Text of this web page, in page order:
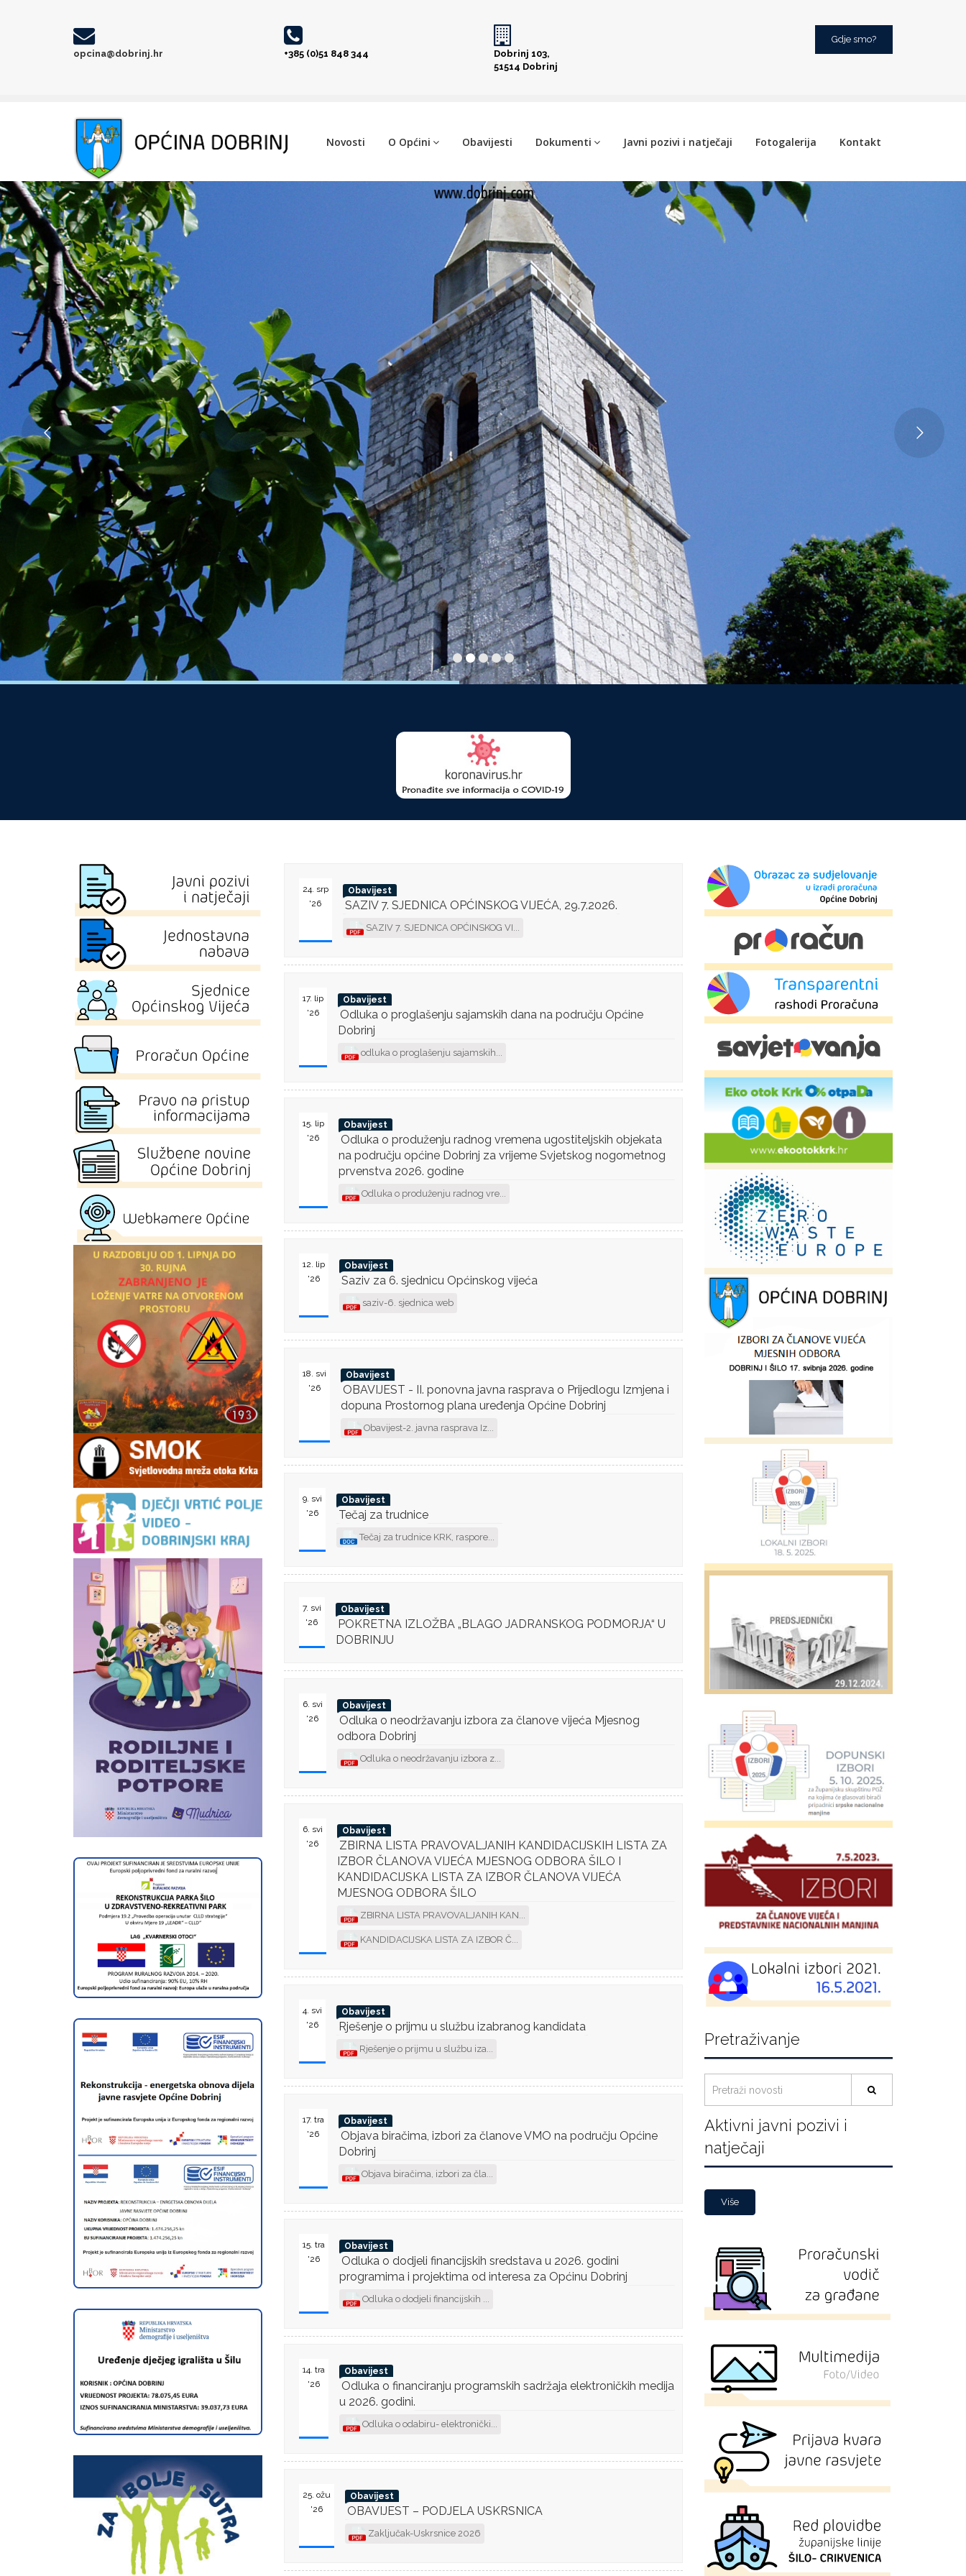
opcina@dobrinj.hr +385 (0)51 848 344
Dobrinj 103,
51514 Dobrinj
Gdje smo?
Novosti O Općini Obavijesti Dokumenti Javni pozivi i natječaji Fotogalerija Kontakt
24. srp
'26
Obavijest
SAZIV 7. SJEDNICA OPĆINSKOG VIJEĆA, 29.7.2026.
SAZIV 7. SJEDNICA OPĆINSKOG VI...
17. lip
'26
Obavijest
Odluka o proglašenju sajamskih dana na području Općine
Dobrinj
odluka o proglašenju sajamskih...
15. lip
'26
Obavijest
Odluka o produženju radnog vremena ugostiteljskih objekata
na području općine Dobrinj za vrijeme Svjetskog nogometnog
prvenstva 2026. godine
Odluka o produženju radnog vre...
12. lip
'26
Obavijest
Saziv za 6. sjednicu Općinskog vijeća
saziv-6. sjednica web
18. svi
'26
Obavijest
OBAVIJEST - II. ponovna javna rasprava o Prijedlogu Izmjena i
dopuna Prostornog plana uređenja Općine Dobrinj
Obavijest-2. javna rasprava Iz...
9. svi
'26
Obavijest
Tečaj za trudnice
Tečaj za trudnice KRK, raspore...
7. svi
'26
Obavijest
POKRETNA IZLOŽBA „BLAGO JADRANSKOG PODMORJA“ U
DOBRINJU
6. svi
'26
Obavijest
Odluka o neodržavanju izbora za članove vijeća Mjesnog
odbora Dobrinj
Odluka o neodržavanju izbora z...
6. svi
'26
Obavijest
ZBIRNA LISTA PRAVOVALJANIH KANDIDACIJSKIH LISTA ZA
IZBOR ČLANOVA VIJEĆA MJESNOG ODBORA ŠILO I
KANDIDACIJSKA LISTA ZA IZBOR ČLANOVA VIJEĆA
MJESNOG ODBORA ŠILO
ZBIRNA LISTA PRAVOVALJANIH KAN...
KANDIDACIJSKA LISTA ZA IZBOR Č...
4. svi
'26
Obavijest
Rješenje o prijmu u službu izabranog kandidata
Rješenje o prijmu u službu iza...
17. tra
'26
Obavijest
Objava biračima, izbori za članove VMO na području Općine
Dobrinj
Objava biračima, izbori za čla...
15. tra
'26
Obavijest
Odluka o dodjeli financijskih sredstava u 2026. godini
programima i projektima od interesa za Općinu Dobrinj
Odluka o dodjeli financijskih ...
14. tra
'26
Obavijest
Odluka o financiranju programskih sadržaja elektroničkih medija
u 2026. godini.
Odluka o odabiru- elektronički...
25. ožu
'26
Obavijest
OBAVIJEST – PODJELA USKRSNICA
Zaključak-Uskrsnice 2026
Pretraživanje
Aktivni javni pozivi i
natječaji
Više